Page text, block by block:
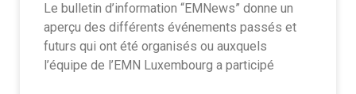
Le bulletin d’information “EMNews” donne un
aperçu des différents événements passés et
futurs qui ont été organisés ou auxquels
l’équipe de l’EMN Luxembourg a participé